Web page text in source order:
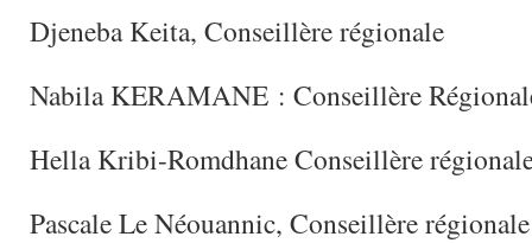
Djeneba Keita, Conseillère régionale
Nabila KERAMANE : Conseillère
Hella Kribi-Romdhane Conseillère
Pascale Le Néouannic, Conseillère régionale